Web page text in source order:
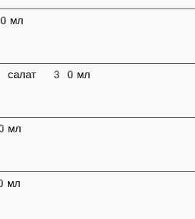
салат 30мл